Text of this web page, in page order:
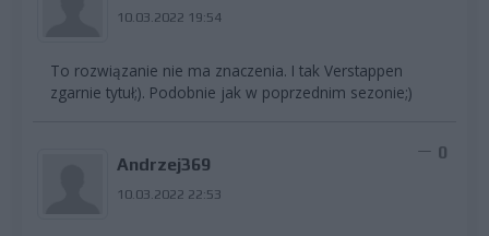
10.03.2022 19:54
To rozwiązanie nie ma znaczenia. I tak Verstappen
zgarnie tytuł;). Podobnie jak w poprzednim sezonie;)
Andrzej369
10.03.2022 22:53
0